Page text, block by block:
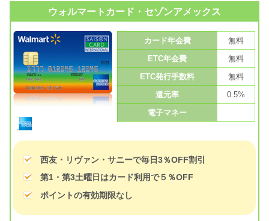
ウォルマートカード・セゾンアメックス
カード年会費
無料
ETC年会費
無料
ETC発行手数料
無料
還元率
0.5%
電子マネー
西友・リヴァン・サニーで毎日3％OFF割引
第1・第3土曜日はカード利用で５％OFF
ポイントの有効期限なし